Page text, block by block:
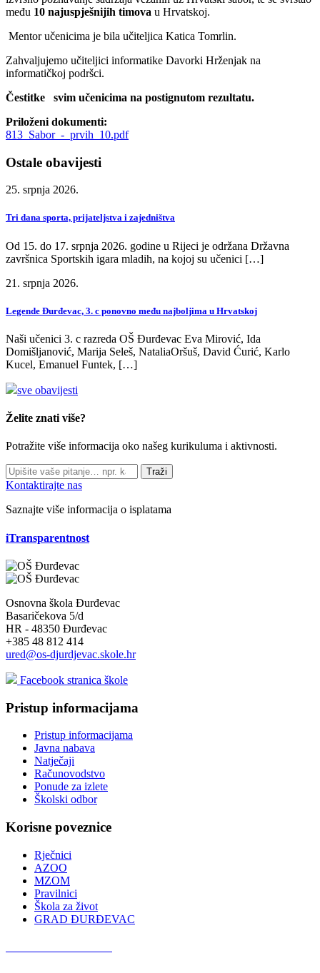
među 10 najuspješnijih timova u Hrvatskoj.
Mentor učenicima je bila učiteljica Katica Tomrlin.
Zahvaljujemo učiteljici informatike Davorki Hrženjak na
informatičkoj podršci.
Čestitke svim učenicima na postignutom rezultatu.
Priloženi dokumenti:
813_Sabor_-_prvih_10.pdf
Ostale obavijesti
25. srpnja 2026.
Tri dana sporta, prijateljstva i zajedništva
Od 15. do 17. srpnja 2026. godine u Rijeci je održana Državna
završnica Sportskih igara mladih, na kojoj su učenici […]
21. srpnja 2026.
Legende Đurđevac, 3. c ponovno među najboljima u Hrvatskoj
Naši učenici 3. c razreda OŠ Đurđevac Eva Mirović, Ida
Domišljanović, Marija Seleš, NataliaOršuš, David Ćurić, Karlo
Kucel, Emanuel Funtek, […]
sve obavijesti
Želite znati više?
Potražite više informacija oko našeg kurikuluma i aktivnosti.
Traži
Kontaktirajte nas
Saznajte više informacija o isplatama
iTransparentnost
Osnovna škola Đurđevac
Basaričekova 5/d
HR - 48350 Đurđevac
+385 48 812 414
ured@os-djurdjevac.skole.hr
Facebook stranica škole
Pristup informacijama
Pristup informacijama
Javna nabava
Natječaji
Računovodstvo
Ponude za izlete
Školski odbor
Korisne poveznice
Rječnici
AZOO
MZOM
Pravilnici
Škola za život
GRAD ĐURĐEVAC